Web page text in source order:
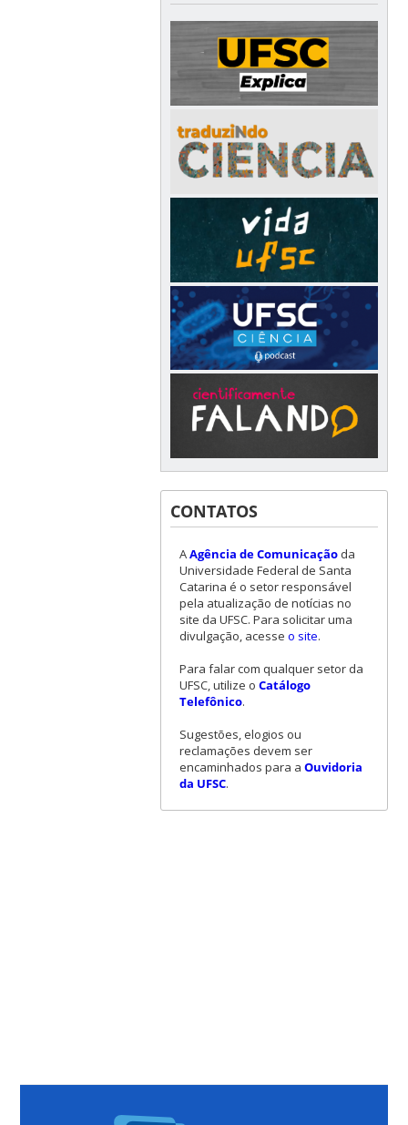
CONTATOS
AAgência de Comunicaçãoda
Universidade Federal de Santa
Catarina é o setor responsável
pela atualização de notícias no
site da UFSC. Para solicitar uma
divulgação, acesse o site.
Para falar com qualquer setor da
UFSC, utilize o Catálogo
Telefônico.
Sugestões, elogios ou
reclamações devem ser
encaminhados para a Ouvidoria
da UFSC.